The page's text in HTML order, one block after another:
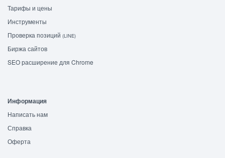
Тарифы и цены
Инструменты
Проверка позиций (LINE)
Биржа сайтов
SEO расширение для Chrome
Информация
Написать нам
Справка
Оферта